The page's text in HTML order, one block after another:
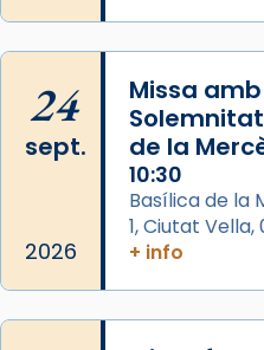
Arquebisbat de
2 weeks ago
Memòria de les
Semproniana,
Acompanyant la
partir de l’Edat
que les santes
Semproniana
24
sept.
2026
Missa
de la
10:30
Basílica de la
1, Ciutat
+ info